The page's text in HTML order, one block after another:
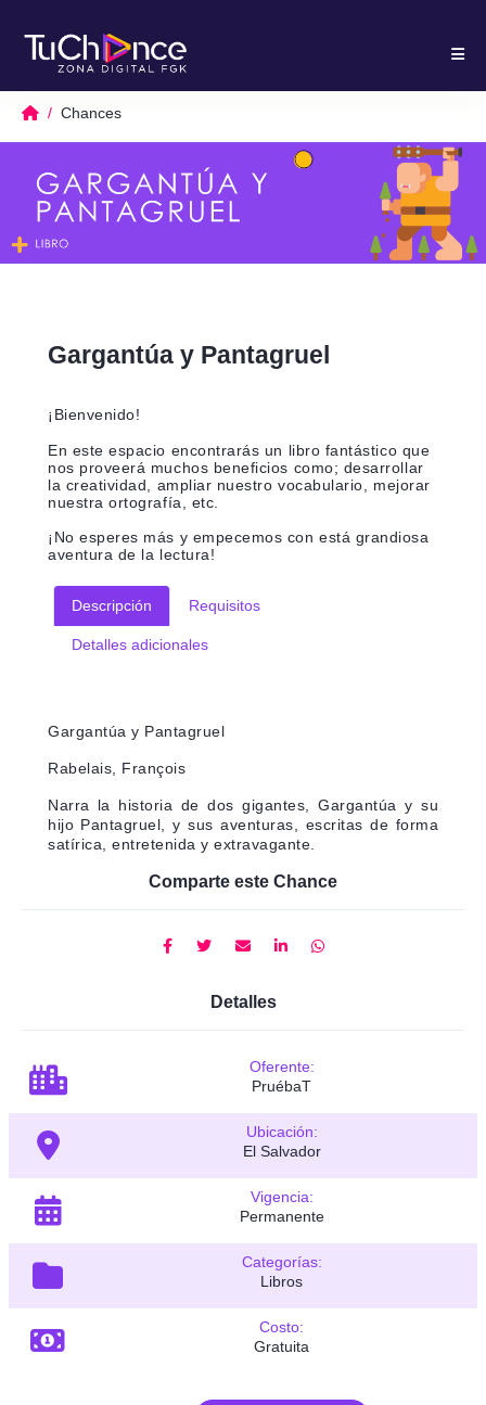
Chances
Gargantúa y Pantagruel
¡Bienvenido!
En este espacio encontrarás un libro fantástico que
nos proveerá muchos beneficios como; desarrollar
la creatividad, ampliar nuestro vocabulario, mejorar
nuestra ortografía, etc.
¡No esperes más y empecemos con está grandiosa
aventura de la lectura!
Descripción Requisitos
Detalles adicionales
Gargantúa y Pantagruel
Rabelais, François
Narra la historia de dos gigantes, Gargantúa y su
hijo Pantagruel, y sus aventuras, escritas de forma
satírica, entretenida y extravagante.
Comparte este Chance
Detalles
Oferente:
PruébaT
Ubicación:
El Salvador
Vigencia:
Permanente
Categorías:
Libros
Costo:
Gratuita